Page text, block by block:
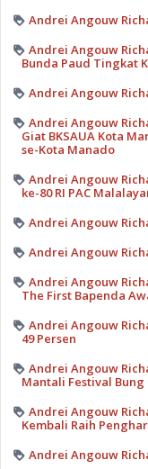
Andrei Angouw
Andrei Angouw
Bunda Paud Tingkat
Andrei Angouw
Andrei Angouw
Giat BKSAUA Kota
se-Kota Manado
Andrei Angouw
ke-80 RI PAC
Andrei Angouw
Andrei Angouw
Andrei Angouw
The First Bapenda
Andrei Angouw
49 Persen
Andrei Angouw
Mantali Festival
Andrei Angouw
Kembali Raih
Andrei Angouw